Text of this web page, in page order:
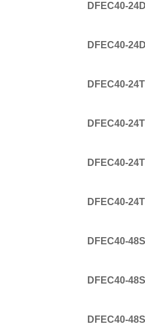
DFEC40-
DFEC40-
DFEC40-
DFEC40-
DFEC40-
DFEC40-
DFEC40-
DFEC40-
DFEC40-